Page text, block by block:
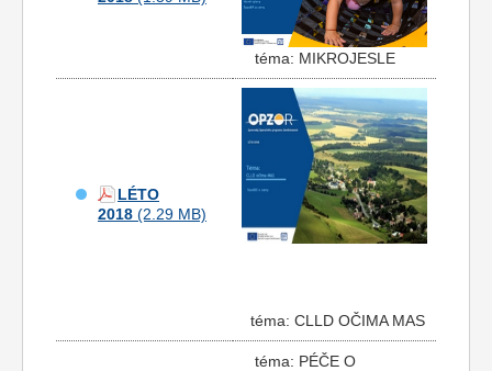
téma: MIKROJESLE
LÉTO
2018
téma: CLLD OČIMA MAS
téma: PÉČE O